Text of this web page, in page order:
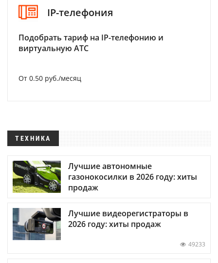
IP-телефония
Подобрать тариф на IP-телефонию и
виртуальную АТС
От 0.50 руб./месяц
ТЕХНИКА
Лучшие автономные
газонокосилки в 2026 году: хиты
продаж
Лучшие видеорегистраторы в
2026 году: хиты продаж
49233